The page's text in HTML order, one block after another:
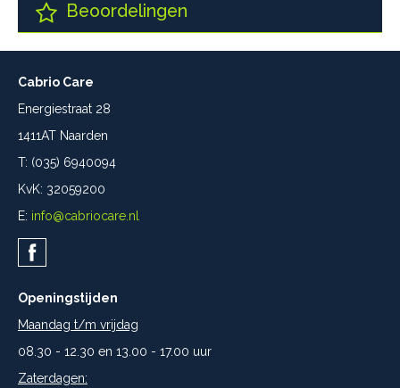
Beoordelingen
Cabrio Care
Energiestraat 28
1411AT Naarden
T: (035) 6940094
KvK: 32059200
E: info@cabriocare.nl
Openingstijden
Maandag t/m vrijdag
08.30 - 12.30 en 13.00 - 17.00 uur
Zaterdagen: